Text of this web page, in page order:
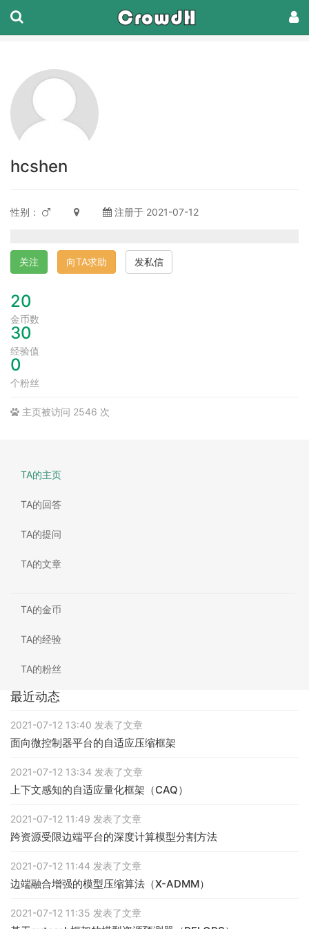
hcshen
性别： 注册于 2021-07-12
关注 向TA求助 发私信
20
金币数
30
经验值
0
个粉丝
主页被访问 2546 次
TA的主页
TA的回答
TA的提问
TA的文章
TA的金币
TA的经验
TA的粉丝
最近动态
2021-07-12 13:40 发表了文章
面向微控制器平台的自适应压缩框架
2021-07-12 13:34 发表了文章
上下文感知的自适应量化框架（CAQ）
2021-07-12 11:49 发表了文章
跨资源受限边端平台的深度计算模型分割方法
2021-07-12 11:44 发表了文章
边端融合增强的模型压缩算法（X-ADMM）
2021-07-12 11:35 发表了文章